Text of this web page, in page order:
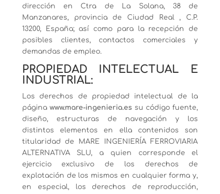
dirección en Ctra de La Solana, 38 de
Manzanares, provincia de Ciudad Real , C.P.
13200, España; así como para la recepción de
posibles clientes, contactos comerciales y
demandas de empleo.
PROPIEDAD INTELECTUAL E
INDUSTRIAL:
Los derechos de propiedad intelectual de la
página www.mare-ingenieria.es su código fuente,
diseño, estructuras de navegación y los
distintos elementos en ella contenidos son
titularidad de MARE INGENIERÍA FERROVIARIA
ALTERNATIVA SLU, a quien corresponde el
ejercicio exclusivo de los derechos de
explotación de los mismos en cualquier forma y,
en especial, los derechos de reproducción,